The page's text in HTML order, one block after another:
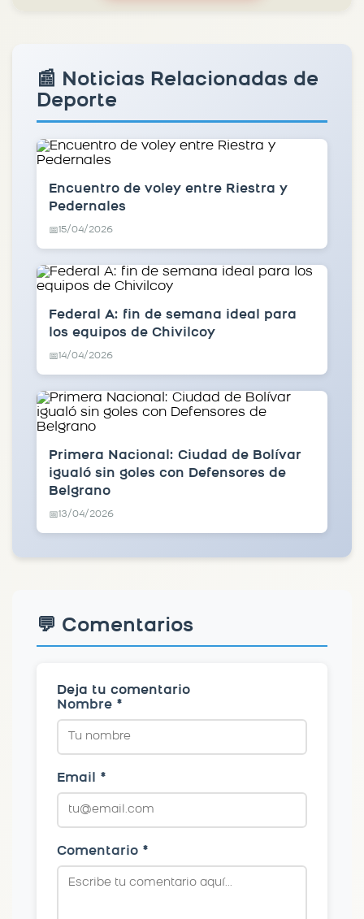
📰 Noticias Relacionadas de
Deporte
Encuentro de voley entre Riestra y
Pedernales
📅15/04/2026
Federal A: fin de semana ideal para
los equipos de Chivilcoy
📅14/04/2026
Primera Nacional: Ciudad de Bolívar
igualó sin goles con Defensores de
Belgrano
📅13/04/2026
💬 Comentarios
Deja tu comentario
Nombre *
Email *
Comentario *